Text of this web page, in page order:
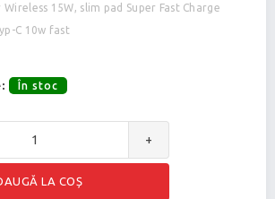
15W, slim pad Super Fast Charge
C 10w fast
În stoc
+